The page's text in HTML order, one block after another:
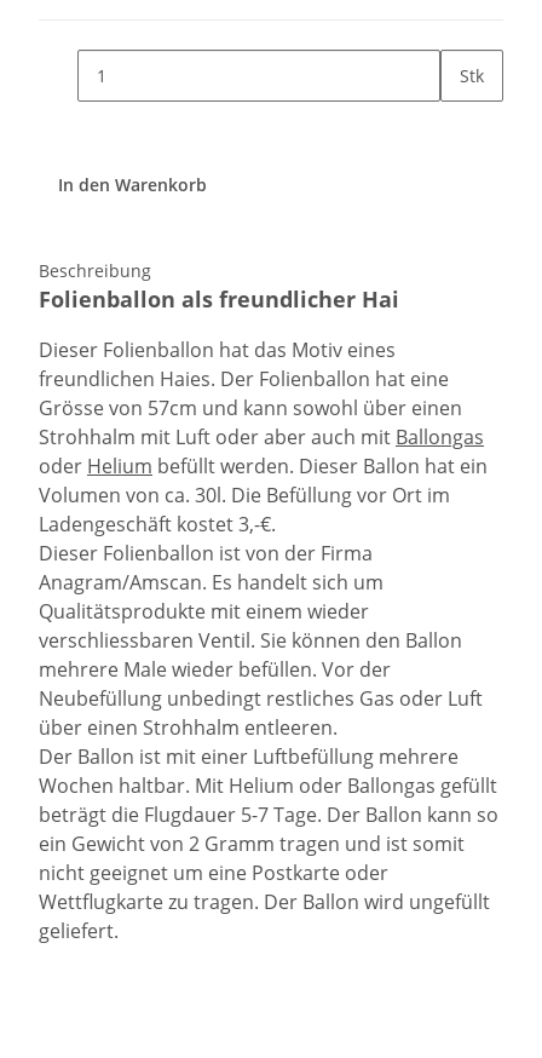
Stk
In den Warenkorb
Beschreibung
Folienballon als freundlicher Hai
Dieser Folienballon hat das Motiv eines
freundlichen Haies. Der Folienballon hat eine
Grösse von 57cm und kann sowohl über einen
Strohhalm mit Luft oder aber auch mit Ballongas
oder Helium befüllt werden. Dieser Ballon hat ein
Volumen von ca. 30l. Die Befüllung vor Ort im
Ladengeschäft kostet 3,-€.
Dieser Folienballon ist von der Firma
Anagram/Amscan. Es handelt sich um
Qualitätsprodukte mit einem wieder
verschliessbaren Ventil. Sie können den Ballon
mehrere Male wieder befüllen. Vor der
Neubefüllung unbedingt restliches Gas oder Luft
über einen Strohhalm entleeren.
Der Ballon ist mit einer Luftbefüllung mehrere
Wochen haltbar. Mit Helium oder Ballongas gefüllt
beträgt die Flugdauer 5-7 Tage. Der Ballon kann so
ein Gewicht von 2 Gramm tragen und ist somit
nicht geeignet um eine Postkarte oder
Wettflugkarte zu tragen. Der Ballon wird ungefüllt
geliefert.